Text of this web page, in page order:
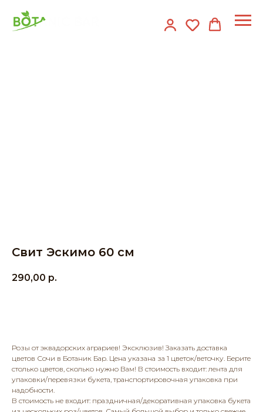
Свит Эскимо 60 см
290,00 р.
Розы от эквадорских аграриев! Эксклюзив! Заказать доставка
цветов Сочи в Ботаник Бар. Цена указана за 1 цветок/веточку. Берите
столько цветов, сколько нужно Вам! В стоимость входит: лента для
упаковки/перевязки букета, транспортировочная упаковка при
надобности.
В стоимость не входит: праздничная/декоративная упаковка букета